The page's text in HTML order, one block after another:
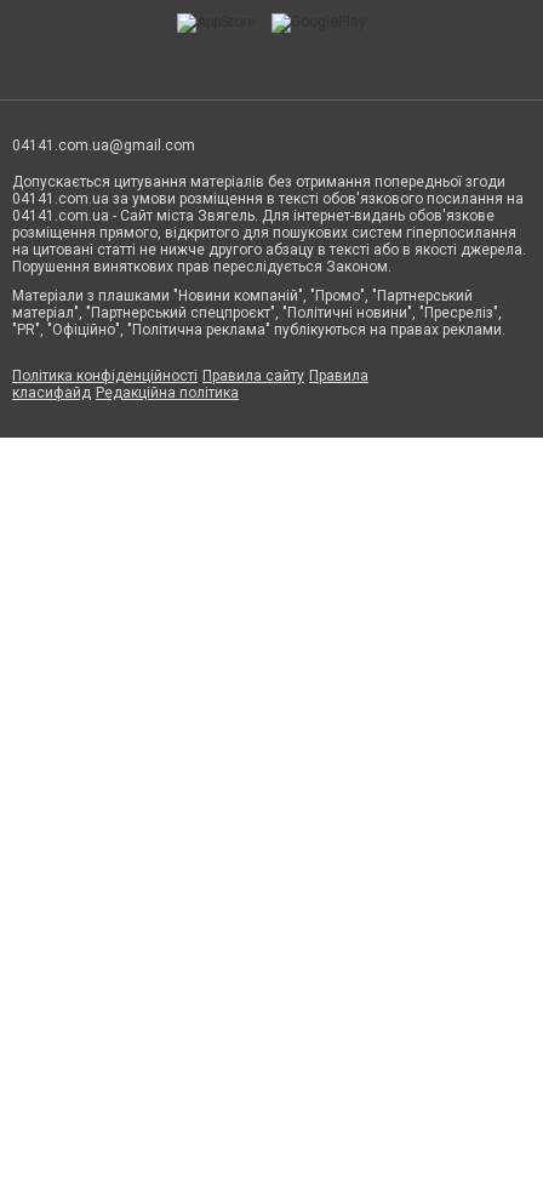
04141.com.ua@gmail.com
Допускається цитування матеріалів без отримання попередньої згоди
04141.com.ua за умови розміщення в тексті обов'язкового посилання на
04141.com.ua - Сайт міста Звягель. Для інтернет-видань обов'язкове
розміщення прямого, відкритого для пошукових систем гіперпосилання
на цитовані статті не нижче другого абзацу в тексті або в якості джерела.
Порушення виняткових прав переслідується Законом.
Матеріали з плашками "Новини компаній", "Промо", "Партнерський
матеріал", "Партнерський спецпроєкт", "Політичні новини", "Пресреліз",
"PR", "Офіційно", "Політична реклама" публікуються на правах реклами.
Політика конфіденційності Правила сайту Правила
класифайд Редакційна політика